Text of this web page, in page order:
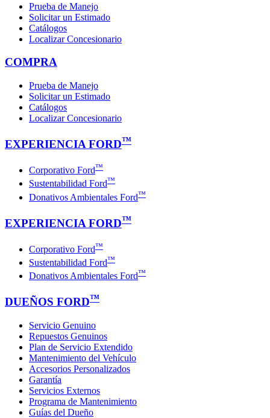
Prueba de Manejo
Solicitar un Estimado
Catálogos
Localizar Concesionario
COMPRA
Prueba de Manejo
Solicitar un Estimado
Catálogos
Localizar Concesionario
EXPERIENCIA FORD™
Corporativo Ford™
Sustentabilidad Ford™
Donativos Ambientales Ford™
EXPERIENCIA FORD™
Corporativo Ford™
Sustentabilidad Ford™
Donativos Ambientales Ford™
DUEÑOS FORD™
Servicio Genuino
Repuestos Genuinos
Plan de Servicio Extendido
Mantenimiento del Vehículo
Accesorios Personalizados
Garantía
Servicios Externos
Programa de Mantenimiento
Guías del Dueño